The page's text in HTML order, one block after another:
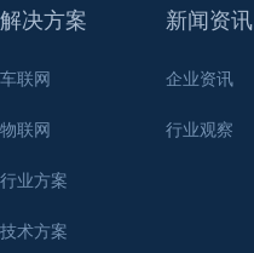
解决方案
车联网
物联网
行业方案
技术方案
新闻资讯
企业资讯
行业观察